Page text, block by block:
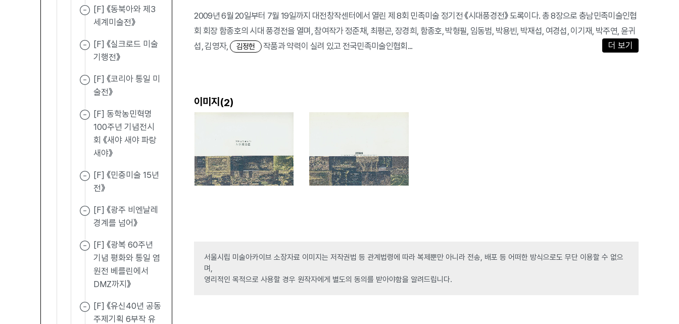
[F] 《동북아와 제3
세계미술전》
[F] 《실크로드 미술
기행전》
[F] 《코리아 통일 미
술전》
[F] 동학농민혁명
100주년 기념전시
회 《새야 새야 파랑
새야》
[F] 《민중미술 15년
전》
[F] 《광주 비엔날레
경계를 넘어》
[F] 《광복 60주년
기념 평화와 통일 염
원전 베를린에서
DMZ까지》
[F] 《유신40년 공동
주제기획 6부작 유
2009년 6월 20일부터 7월 19일까지 대전창작센터에서 열린 제 8회 민족미술 정기전 《시대풍경전》 도록이다. 총 8장으로 충남민족미술인협
회 회장 함종호의 시대 풍경전을 열며, 참여작가 정준채, 최평곤, 장경희, 함종호, 박형필, 임동범, 박용빈, 박재섭, 여경섭, 이기재, 박주연, 윤귀
섭, 김영자,
김정헌 작품과 약력이 실려 있고 전국민족미술인협회... 더 보기
이미지(2)
서울시립 미술아카이브 소장자료 이미지는 저작권법 등 관계법령에 따라 복제뿐만 아니라 전송, 배포 등 어떠한 방식으로도 무단 이용할 수 없으
며,
영리적인 목적으로 사용할 경우 원작자에게 별도의 동의를 받아야함을 알려드립니다.